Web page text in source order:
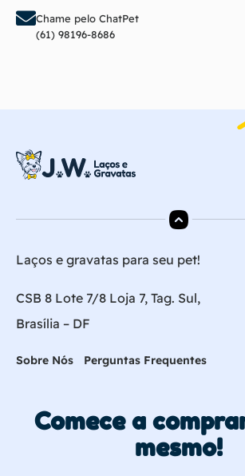
Chame pelo ChatPet
(61) 98196-8686
Laços e gravatas para seu pet!
CSB 8 Lote 7/8 Loja 7, Tag. Sul,
Brasília – DF
Sobre Nós Perguntas Frequentes
Comece a
mesmo!